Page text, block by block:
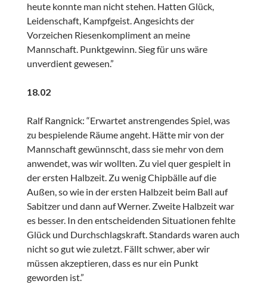
heute konnte man nicht stehen. Hatten Glück,
Leidenschaft, Kampfgeist. Angesichts der
Vorzeichen Riesenkompliment an meine
Mannschaft. Punktgewinn. Sieg für uns wäre
unverdient gewesen.”
18.02
Ralf Rangnick: “Erwartet anstrengendes Spiel, was
zu bespielende Räume angeht. Hätte mir von der
Mannschaft gewünnscht, dass sie mehr von dem
anwendet, was wir wollten. Zu viel quer gespielt in
der ersten Halbzeit. Zu wenig Chipbälle auf die
Außen, so wie in der ersten Halbzeit beim Ball auf
Sabitzer und dann auf Werner. Zweite Halbzeit war
es besser. In den entscheidenden Situationen fehlte
Glück und Durchschlagskraft. Standards waren auch
nicht so gut wie zuletzt. Fällt schwer, aber wir
müssen akzeptieren, dass es nur ein Punkt
geworden ist.”